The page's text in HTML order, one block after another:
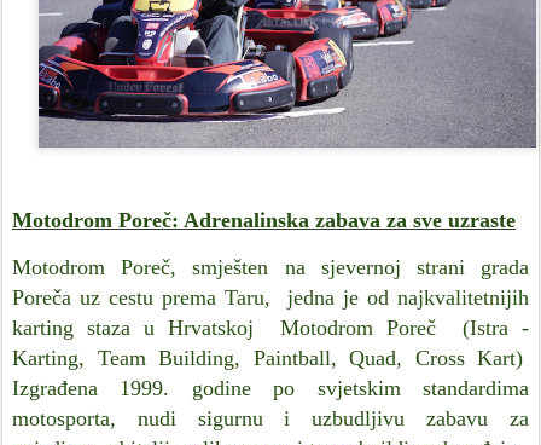
Motodrom Poreč: Adrenalinska zabava za sve uzraste
Motodrom Poreč, smješten na sjevernoj strani grada
Poreča uz cestu prema Taru, јеdnа je od najkvalitetnijih
karting staza u Hrvatskoj Motodrom Poreč (Istra -
Karting, Team Building, Paintball, Quad, Cross Kart)
Izgrađena 1999. godine po svjetskim standardima
motosporta, nudi sigurnu i uzbudljivu zabavu za